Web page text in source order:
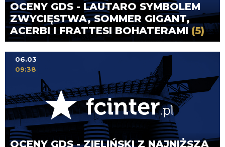
OCENY GDS - LAUTARO SYMBOLEM
ZWYCIĘSTWA, SOMMER GIGANT,
ACERBI I FRATTESI BOHATERAMI(5)
OCENY GDS - ZIELIŃSKI Z NAJNIŻSZĄ
06.03
09:38